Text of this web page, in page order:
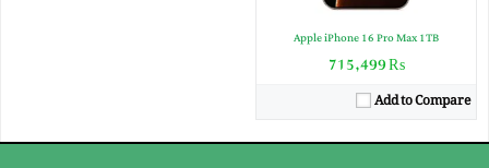
Apple iPhone 16 Pro Max 1TB
₨ 715,499
Add to Compare